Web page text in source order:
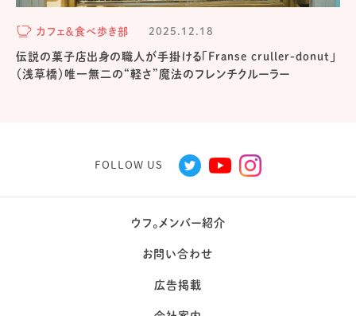
カフェ＆食べ歩き部 2025.12.18
伝説の菓子店出身の職人が手掛ける「Franse cruller-donut」
（浅草橋）唯一無二の“軽さ”魔法のフレンチクルーラー
FOLLOW US
ウフ。メンバー紹介
お問い合わせ
広告掲載